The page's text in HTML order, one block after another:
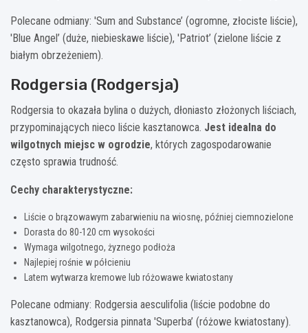
Polecane odmiany: 'Sum and Substance’ (ogromne, złociste liście),
'Blue Angel’ (duże, niebieskawe liście), 'Patriot’ (zielone liście z
białym obrzeżeniem).
Rodgersia (Rodgersja)
Rodgersia to okazała bylina o dużych, dłoniasto złożonych liściach,
przypominających nieco liście kasztanowca. Jest idealna do
wilgotnych miejsc w ogrodzie, których zagospodarowanie
często sprawia trudność.
Cechy charakterystyczne:
Liście o brązowawym zabarwieniu na wiosnę, później ciemnozielone
Dorasta do 80-120 cm wysokości
Wymaga wilgotnego, żyznego podłoża
Najlepiej rośnie w półcieniu
Latem wytwarza kremowe lub różowawe kwiatostany
Polecane odmiany: Rodgersia aesculifolia (liście podobne do
kasztanowca), Rodgersia pinnata 'Superba’ (różowe kwiatostany).